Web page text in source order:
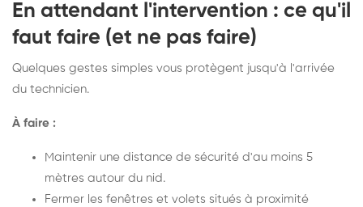
En attendant l'intervention : ce qu'il
faut faire (et ne pas faire)
Quelques gestes simples vous protègent jusqu'à l'arrivée
du technicien.
À faire :
Maintenir une distance de sécurité d'au moins 5
mètres autour du nid.
Fermer les fenêtres et volets situés à proximité